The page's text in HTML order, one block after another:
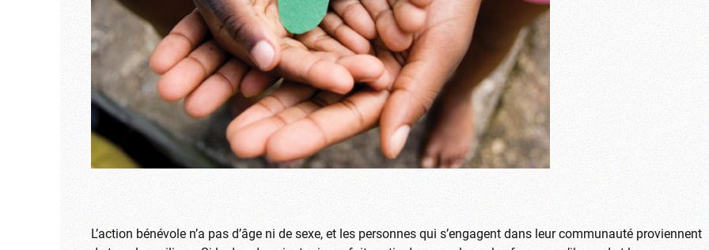
L’action bénévole n’a pas d’âge ni de sexe, et les personnes qui s’engagent dans leur communauté proviennent